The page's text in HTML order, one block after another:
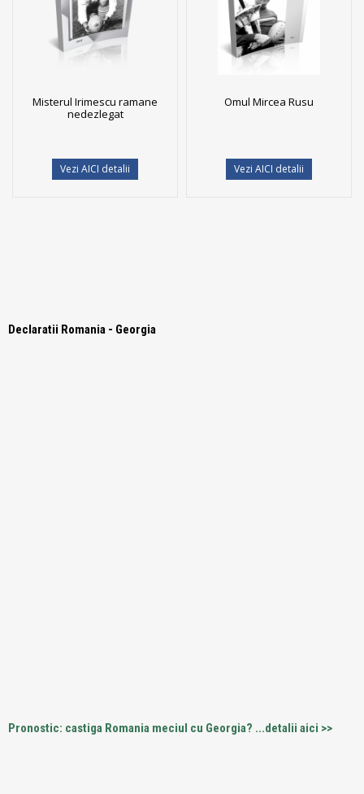
Misterul Irimescu ramane
nedezlegat
Vezi AICI detalii
Omul Mircea Rusu
Vezi AICI detalii
Declaratii Romania - Georgia
Pronostic: castiga Romania meciul cu Georgia? ...detalii aici >>